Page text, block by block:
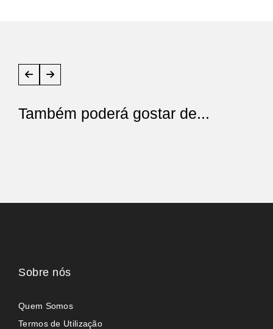
Também poderá gostar de...
Sobre nós
Quem Somos
Termos de Utilização